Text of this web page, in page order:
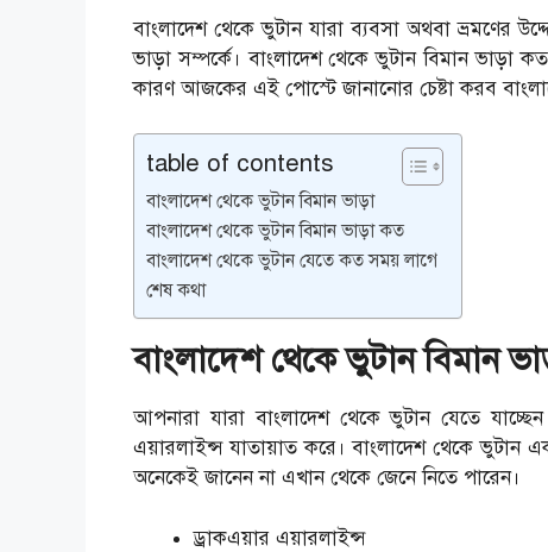
বাংলাদেশ থেকে ভুটান যারা ব্যবসা অথবা ভ্রমণের
ভাড়া সম্পর্কে। বাংলাদেশ থেকে ভুটান বিমান
কারণ আজকের এই পোস্টে জানানোর চেষ্টা করব
table of contents
বাংলাদেশ থেকে ভুটান বিমান ভাড়া
বাংলাদেশ থেকে ভুটান বিমান ভাড়া কত
বাংলাদেশ থেকে ভুটান যেতে কত সময় লাগে
শেষ কথা
বাংলাদেশ থেকে ভুটান বিমান
আপনারা যারা বাংলাদেশ থেকে ভুটান যেতে
এয়ারলাইন্স যাতায়াত করে। বাংলাদেশ থেকে ভুটান
অনেকেই জানেন না এখান থেকে জেনে নিতে পারেন।
ড্রাকএয়ার এয়ারলাইন্স